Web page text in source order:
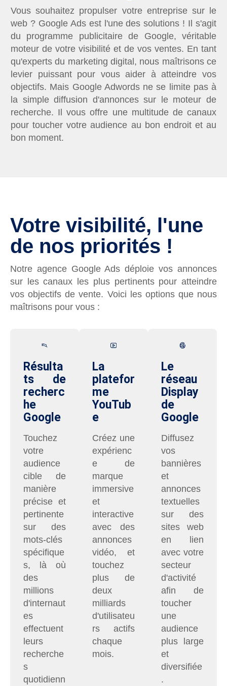
Vous souhaitez propulser votre entreprise sur le
web ? Google Ads est l'une des solutions ! Il s'agit
du programme publicitaire de Google, véritable
moteur de votre visibilité et de vos ventes. En tant
qu'experts du marketing digital, nous maîtrisons ce
levier puissant pour vous aider à atteindre vos
objectifs. Mais Google Adwords ne se limite pas à
la simple diffusion d'annonces sur le moteur de
recherche. Il vous offre une multitude de canaux
pour toucher votre audience au bon endroit et au
bon moment.
Votre visibilité, l'une
de nos priorités !
Notre agence Google Ads déploie vos annonces
sur les canaux les plus pertinents pour atteindre
vos objectifs de vente. Voici les options que nous
maîtrisons pour vous :
Résulta
ts de
recherc
he
Google
Touchez
votre
audience
cible de
manière
précise et
pertinente
sur des
mots-clés
spécifique
s, là où
des
millions
d'internaut
es
effectuent
leurs
recherche
s
quotidienn
La
platefor
me
YouTub
e
Créez une
expérienc
e de
marque
immersive
et
interactive
avec des
annonces
vidéo, et
touchez
plus de
deux
milliards
d'utilisateu
rs actifs
chaque
mois.
Le
réseau
Display
de
Google
Diffusez
vos
bannières
et
annonces
textuelles
sur des
sites web
en lien
avec votre
secteur
d'activité
afin de
toucher
une
audience
plus large
et
diversifiée
.